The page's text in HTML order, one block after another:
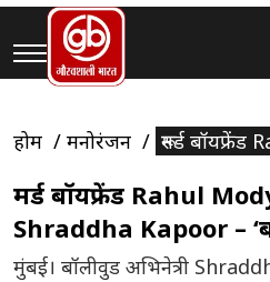
होम मनोरंजन रूमर्ड
रूमर्ड बॉयफ्रेंड Rahul
Shraddha Kapoor –
मुंबई। बॉलीवुड अभिनेत्री